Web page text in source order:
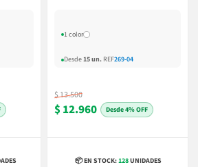
1 color
Desde15 un. REF269-04
$ 13.500
$ 12.960 4% OFF
📦 EN STOCK:128UNIDADES